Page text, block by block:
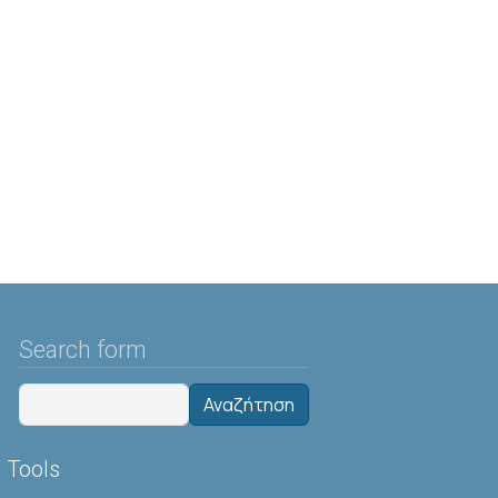
Search form
Αναζήτηση
Tools